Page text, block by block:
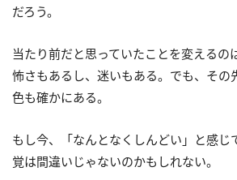
だろう。
当たり前だと思っていたことを変えるの
怖さもあるし、迷いもある。でも、その
色も確かにある。
もし今、「なんとなくしんどい」と感じ
覚は間違いじゃないのかもしれない。